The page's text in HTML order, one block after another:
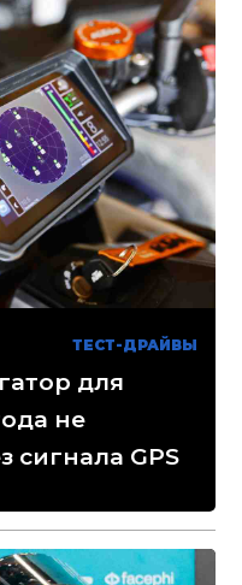
ТЕСТ-ДРАЙВЫ
для
не
сигнала GPS